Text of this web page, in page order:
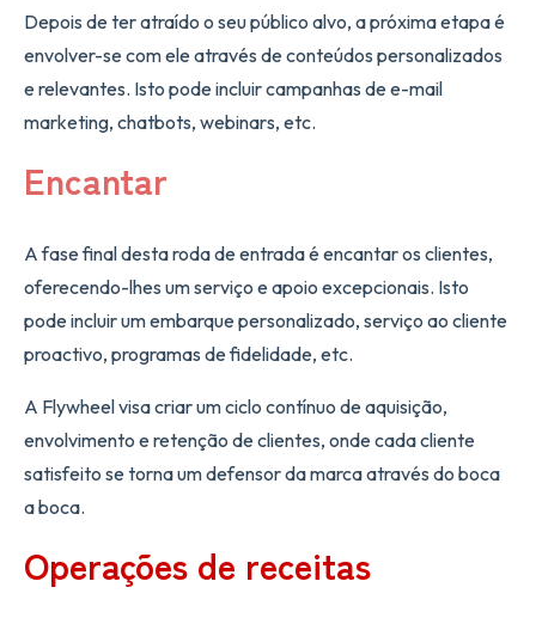
Depois de ter atraído o seu público alvo, a próxima etapa é
envolver-se com ele através de conteúdos personalizados
e relevantes. Isto pode incluir campanhas de e-mail
marketing, chatbots, webinars, etc.
Encantar
A fase final desta roda de entrada é encantar os clientes,
oferecendo-lhes um serviço e apoio excepcionais. Isto
pode incluir um embarque personalizado, serviço ao cliente
proactivo, programas de fidelidade, etc.
A Flywheel visa criar um ciclo contínuo de aquisição,
envolvimento e retenção de clientes, onde cada cliente
satisfeito se torna um defensor da marca através do boca
a boca.
Operações de receitas